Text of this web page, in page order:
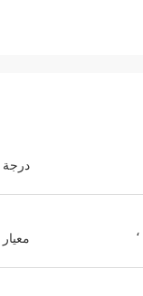
درجة
معيار